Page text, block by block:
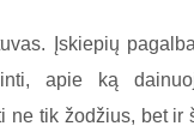
Įskiepių
apie ką
ne tik žodžius, bet